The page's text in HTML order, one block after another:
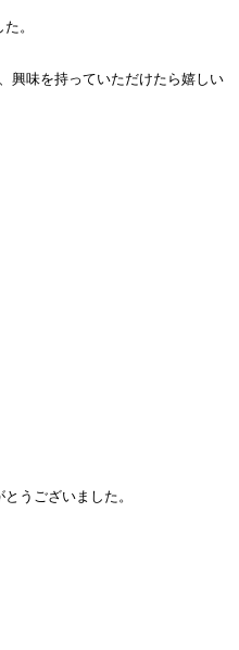
。
興味を持っていただけたら嬉しい
うございました。